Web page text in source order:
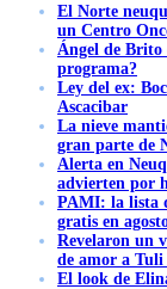
El Norte
un Centro
Ángel de
programa?
Ley del ex:
Ascacibar
La nieve
gran parte de
Alerta en
advierten por
PAMI: la lista
gratis en
Revelaron un
de amor a Tuli
El look de